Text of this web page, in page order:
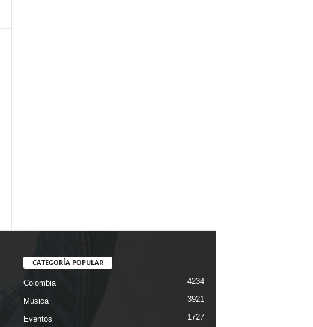
CATEGORÍA POPULAR
Colombia 4234
Musica 3921
Eventos 1727